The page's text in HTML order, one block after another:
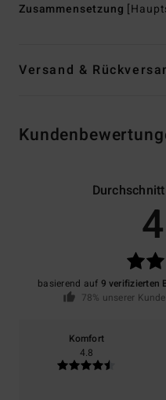
Zusammensetzung
Versand &
basierend auf 9 verifizierten
78% unserer
Komfort
4.8